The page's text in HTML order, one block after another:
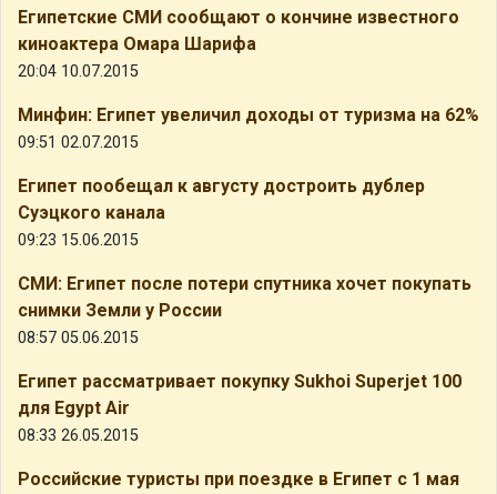
Египетские СМИ сообщают о кончине известного
киноактера Омара Шарифа
20:04 10.07.2015
Минфин: Египет увеличил доходы от туризма на 62%
09:51 02.07.2015
Египет пообещал к августу достроить дублер
Суэцкого канала
09:23 15.06.2015
СМИ: Египет после потери спутника хочет покупать
снимки Земли у России
08:57 05.06.2015
Египет рассматривает покупку Sukhoi Superjet 100
для Egypt Air
08:33 26.05.2015
Российские туристы при поездке в Египет с 1 мая